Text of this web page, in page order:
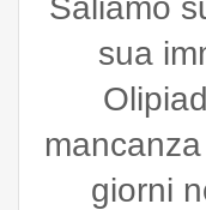
Saliamo
sua
giorni